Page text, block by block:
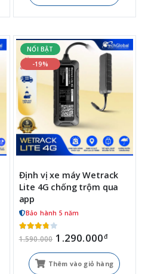
NỔI BẬT
-19%
Định vị xe máy Wetrack
Lite 4G chống trộm qua
app
Bảo hành 5 năm
1.590.000 1.290.000đ
Thêm vào giỏ hàng